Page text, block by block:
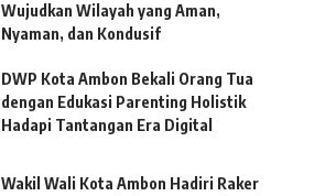
Wujudkan Wilayah yang Aman,
Nyaman, dan Kondusif
DWP Kota Ambon Bekali Orang Tua
dengan Edukasi Parenting Holistik
Hadapi Tantangan Era Digital
Wakil Wali Kota Ambon Hadiri Raker